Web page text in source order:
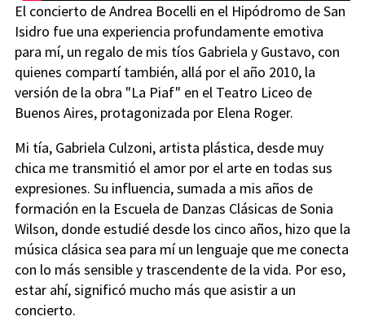
El concierto de Andrea Bocelli en el Hipódromo de San
Isidro fue una experiencia profundamente emotiva
para mí, un regalo de mis tíos Gabriela y Gustavo, con
quienes compartí también, allá por el año 2010, la
versión de la obra "La Piaf" en el Teatro Liceo de
Buenos Aires, protagonizada por Elena Roger.
Mi tía, Gabriela Culzoni, artista plástica, desde muy
chica me transmitió el amor por el arte en todas sus
expresiones. Su influencia, sumada a mis años de
formación en la Escuela de Danzas Clásicas de Sonia
Wilson, donde estudié desde los cinco años, hizo que la
música clásica sea para mí un lenguaje que me conecta
con lo más sensible y trascendente de la vida. Por eso,
estar ahí, significó mucho más que asistir a un
concierto.